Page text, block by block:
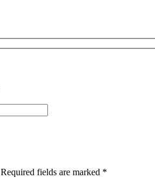
Required fields are marked *